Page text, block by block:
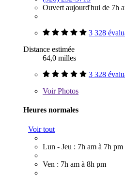
Ouvert aujourd'hui de 7h
3 328
Distance estimée
64,0 milles
3 328
VoirPhotos
Heures normales
Voir tout
Lun - Jeu : 7h am à 7h pm
Ven : 7h am à 8h pm